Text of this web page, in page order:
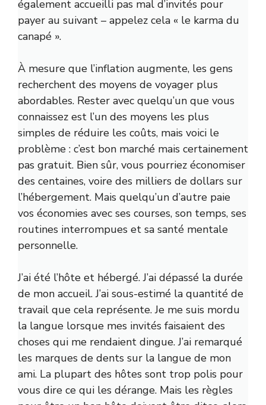
également accueilli pas mal d’invités pour
payer au suivant – appelez cela « le karma du
canapé ».
À mesure que l’inflation augmente, les gens
recherchent des moyens de voyager plus
abordables. Rester avec quelqu’un que vous
connaissez est l’un des moyens les plus
simples de réduire les coûts, mais voici le
problème : c’est bon marché mais certainement
pas gratuit. Bien sûr, vous pourriez économiser
des centaines, voire des milliers de dollars sur
l’hébergement. Mais quelqu’un d’autre paie
vos économies avec ses courses, son temps, ses
routines interrompues et sa santé mentale
personnelle.
J’ai été l’hôte et hébergé. J’ai dépassé la durée
de mon accueil. J’ai sous-estimé la quantité de
travail que cela représente. Je me suis mordu
la langue lorsque mes invités faisaient des
choses qui me rendaient dingue. J’ai remarqué
les marques de dents sur la langue de mon
ami. La plupart des hôtes sont trop polis pour
vous dire ce qui les dérange. Mais les règles